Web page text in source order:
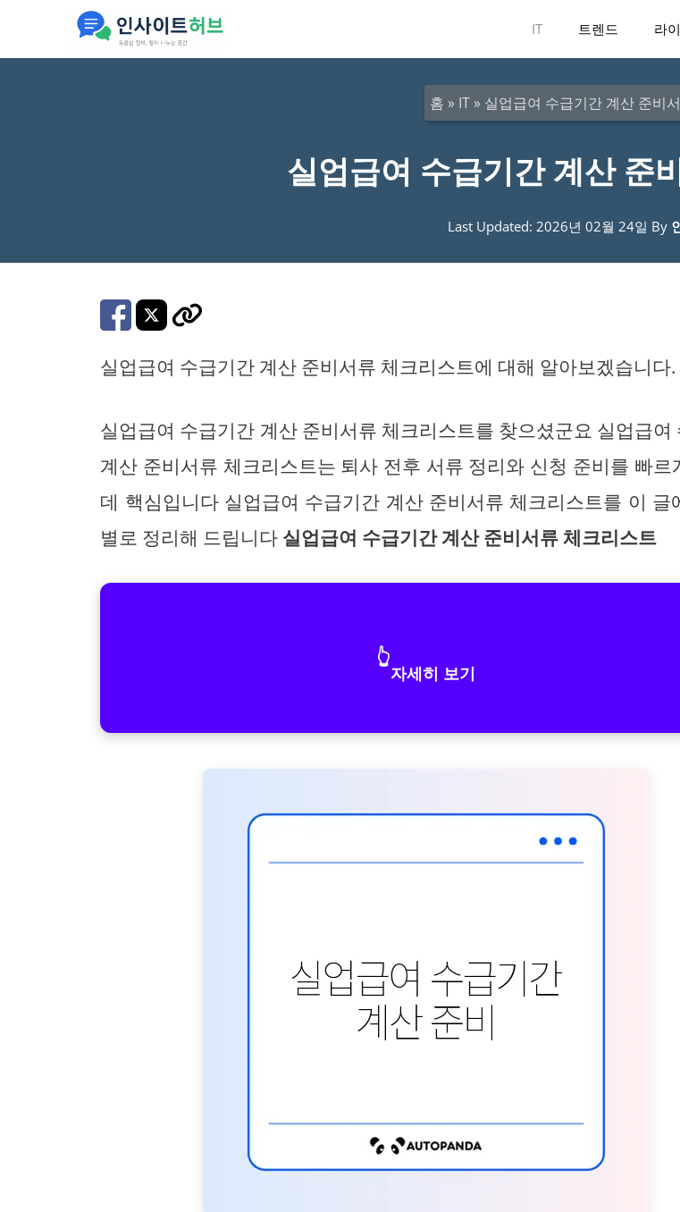
IT 트렌드 라
홈 » IT» 실업급여 수급기간 계산 준비
실업급여 수급기간 계산 준
Last Updated: 2026년 02월 24일 By
실업급여 수급기간 계산 준비서류 체크리스트에 대해 알아보겠습니다.
실업급여 수급기간 계산 준비서류 체크리스트를 찾으셨군요 실업급여
계산 준비서류 체크리스트는 퇴사 전후 서류 정리와 신청 준비를 빠르
데 핵심입니다 실업급여 수급기간 계산 준비서류 체크리스트를 이 글
별로 정리해 드립니다 실업급여 수급기간 계산 준비서류 체크리스트
👆
자세히 보기